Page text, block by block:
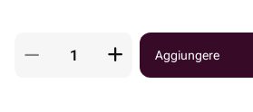
Aggiungere